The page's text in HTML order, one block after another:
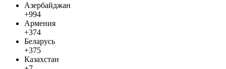
Азербайджан
+994
Армения
+374
Беларусь
+375
Казахстан